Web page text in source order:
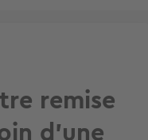
remise
d’une